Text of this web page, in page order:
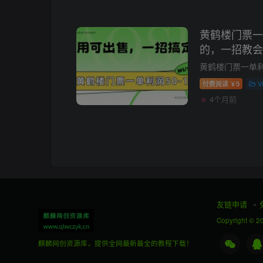
黄鹤楼门票
的，一招教
付费阅读 ￥5
4个月前
麒麟网创资源库，提供全网最新最全的教程下载！
友链申请
Copyright ©